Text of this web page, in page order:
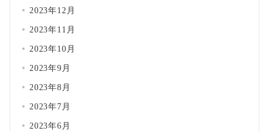
2023年12月
2023年11月
2023年10月
2023年9月
2023年8月
2023年7月
2023年6月